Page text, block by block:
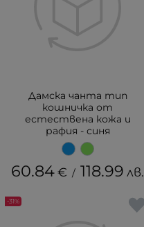
Дамска чанта тип
кошничка от
естествена кожа и
рафия - синя
60.84€ / 118.99 лв.
-31%